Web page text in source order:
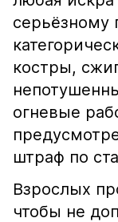
серьёзному
костры,
огневые
штраф по
Взрослых
чтобы не